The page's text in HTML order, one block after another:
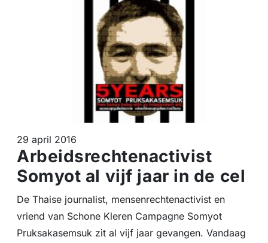
29 april 2016
Arbeidsrechtenactivist
Somyot al vijf jaar in de cel
De Thaise journalist, mensenrechtenactivist en
vriend van Schone Kleren Campagne Somyot
Pruksakasemsuk zit al vijf jaar gevangen. Vandaag